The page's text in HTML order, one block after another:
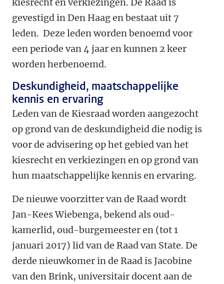
kiesrecht en verkiezingen. De Raad is
gevestigd in Den Haag en bestaat uit 7
leden. Deze leden worden benoemd voor
een periode van 4 jaar en kunnen 2 keer
worden herbenoemd.
Deskundigheid, maatschappelijke
kennis en ervaring
Leden van de Kiesraad worden aangezocht
op grond van de deskundigheid die nodig is
voor de advisering op het gebied van het
kiesrecht en verkiezingen en op grond van
hun maatschappelijke kennis en ervaring.
De nieuwe voorzitter van de Raad wordt
Jan-Kees Wiebenga, bekend als oud-
kamerlid, oud-burgemeester en (tot 1
januari 2017) lid van de Raad van State. De
derde nieuwkomer in de Raad is Jacobine
van den Brink, universitair docent aan de